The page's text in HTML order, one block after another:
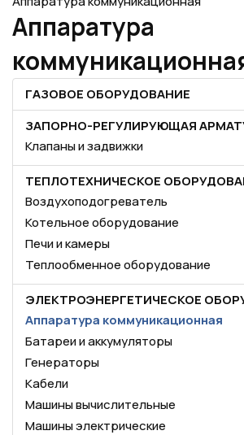
Аппаратура
ГАЗОВОЕ ОБОРУДОВАНИЕ
ЗАПОРНО-РЕГУЛИРУЮЩАЯ
Клапаны и задвижки
ТЕПЛОТЕХНИЧЕСКОЕ
Воздухоподогреватель
Котельное оборудование
Печи и камеры
Теплообменное оборудование
ЭЛЕКТРОЭНЕРГЕТИЧЕСКОЕ
Аппаратура коммуникационная
Батареи и аккумуляторы
Генераторы
Кабели
Машины вычислительные
Машины электрические